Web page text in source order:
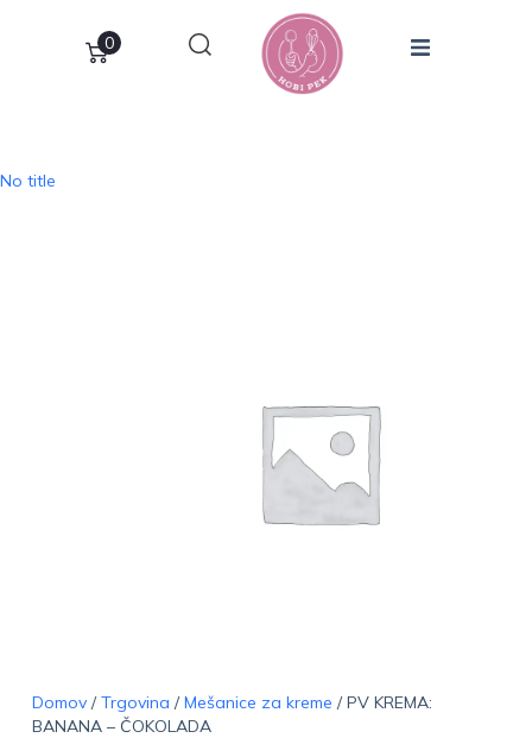
0
No title
Domov/Trgovina /Mešanice za kreme / PV KREMA:
BANANA – ČOKOLADA